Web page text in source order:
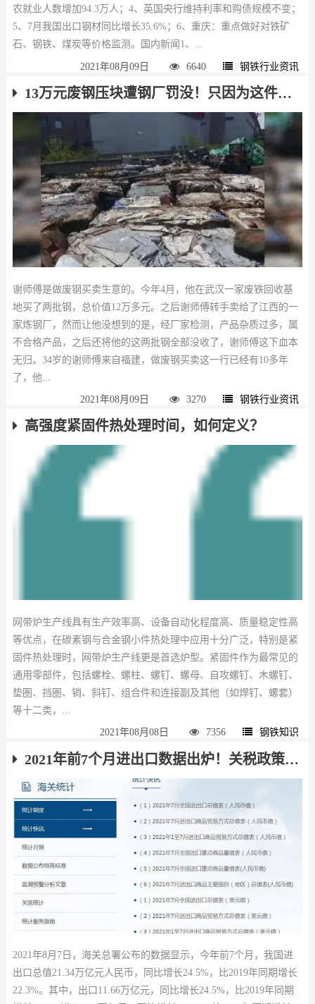
农就业人数增加94.3万人；4、英国央行维持利率和购债规模不变；
5、7月我国出口钢材同比增长35.6%；6、重庆：重点做好对铁矿
石、钢铁、煤炭等价格监测。国内新闻1、...
2021年08月09日 6640 钢铁行业资讯
13万元废钢压块遭钢厂罚没！只因为这件事……
谢师傅是做废钢买卖生意的。今年4月，他在武汉一家废铁回收基
地买了两批钢，总价值12万多元。之后谢师傅转手卖给了江西的一
家炼钢厂，然而让他没想到的是，经厂家检测，产品杂质过多，属
不合格产品，之后还将他的这两批钢全部没收了，谢师傅这下血本
无归。34岁的谢师傅来自福建，做废钢买卖这一行已经有10多年
了，他...
2021年08月09日 3270 钢铁行业资讯
高强度紧固件热处理时间，如何定义？
网带炉生产线具有生产效率高、设备自动化程度高、质量稳定性高
等优点，在碳素钢与合金钢小件热处理中应用十分广泛，特别是紧
固件热处理时，网带炉生产线更是首选炉型。紧固件作为最常见的
通用零部件，包括螺栓、螺柱、螺钉、螺母、自攻螺钉、木螺钉、
垫圏、挡圏、销、斜钉、组合件和连接副及其他（如焊钉、螺套）
等十二类，...
2021年08月08日 7356 钢铁知识
2021年前7个月进出口数据出炉！关税政策调整对钢材出口影响显现！
2021年8月7日，海关总署公布的数据显示，今年前7个月，我国进
出口总值21.34万亿元人民币，同比增长24.5%，比2019年同期增长
22.3%。其中，出口11.66万亿元，同比增长24.5%，比2019年同期